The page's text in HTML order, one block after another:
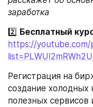
заработка
2️⃣ Бесплатный
https://youtube.com/
Регистрация на
создание
полезных сервисов